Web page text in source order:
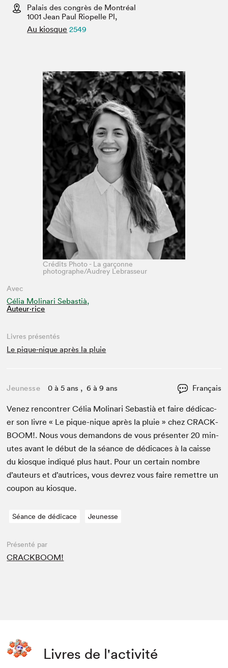
Espace médias
Palais des congrès de Montréal
1001 Jean Paul Riopelle Pl,
Au kiosque 2549
Avec
Célia Molinari Sebastià,
Auteur·rice
Crédits Photo - La garçonne
photographe/Audrey Lebrasseur
Livres présentés
Le pique-nique après la pluie
Jeunesse 0 à 5 ans , 6 à 9 ans Français
Venez ren­con­tr­er Célia Moli­nari Sebastià et faire dédi­cac­
er son livre « Le pique-nique après la pluie » chezCRACK­
BOOM!. Nous vous deman­dons de vous présen­ter20 min­
utes avant le début de la séance de dédi­caces à la caisse
du kiosque indiqué plus haut. Pour un cer­tain nom­bre
d’auteurs et d’autrices, vous devrez vous faire remet­tre un
coupon au kiosque.
Séance de dédicace Jeunesse
Présenté par
CRACKBOOM!
Livres de l'activité